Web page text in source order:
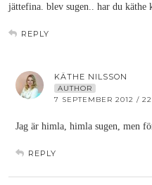
jättefina. blev sugen.. har du käthe
REPLY
KÄTHE NILSSON
AUTHOR
7 SEPTEMBER 2012 /
Jag är himla, himla sugen, men
REPLY